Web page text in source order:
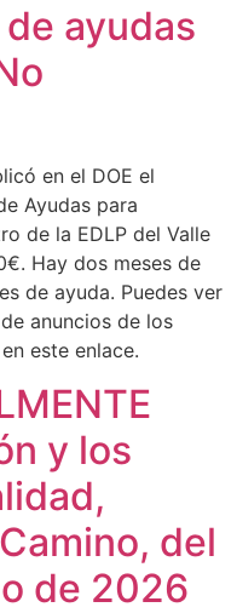
ayudas
en el DOE el
Ayudas para
de la EDLP del Valle
Hay dos meses de
de ayuda. Puedes ver
anuncios de los
este enlace.
y los
del
de 2026